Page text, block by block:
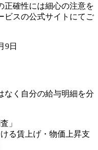
正確性には細心の注意を
ビスの公式サイトにてご
9日
なく自分の給与明細を分
」
る賃上げ・物価上昇支